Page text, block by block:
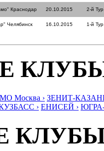
Краснодар 20.10.2015 2-й Тур
Челябинск 16.10.2015 1-й Тур
Москва › ЗЕНИТ-
› ЕНИСЕЙ ›